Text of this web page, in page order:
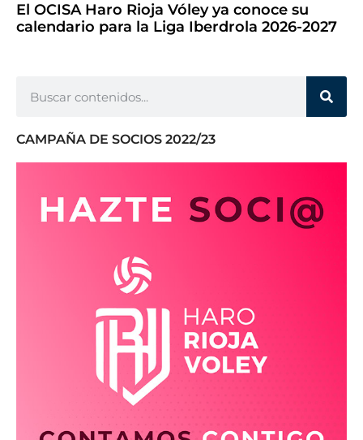
El OCISA Haro Rioja Vóley ya conoce su
calendario para la Liga Iberdrola 2026-2027
CAMPAÑA DE SOCIOS 2022/23